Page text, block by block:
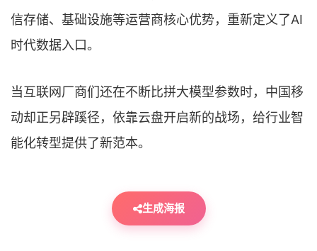
信存储、基础设施等运营商核心优势，重新定义了AI
时代数据入口。
当互联网厂商们还在不断比拼大模型参数时，中国移
动却正另辟蹊径，依靠云盘开启新的战场，给行业智
能化转型提供了新范本。
生成海报